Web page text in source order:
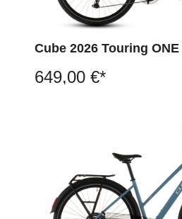
Cube 2026 Touring
649,00 €*